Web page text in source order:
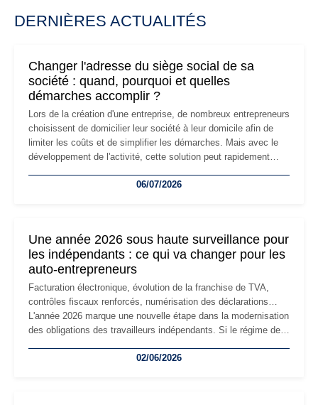
DERNIÈRES ACTUALITÉS
Changer l'adresse du siège social de sa
société : quand, pourquoi et quelles
démarches accomplir ?
Lors de la création d'une entreprise, de nombreux entrepreneurs
choisissent de domicilier leur société à leur domicile afin de
limiter les coûts et de simplifier les démarches. Mais avec le
développement de l'activité, cette solution peut rapidement
professionnels, recrutement, image de marque… Le
06/07/2026
Une année 2026 sous haute surveillance pour
les indépendants : ce qui va changer pour les
auto-entrepreneurs
Facturation électronique, évolution de la franchise de TVA,
contrôles fiscaux renforcés, numérisation des déclarations…
L'année 2026 marque une nouvelle étape dans la modernisation
des obligations des travailleurs indépendants. Si le régime de
les auto-entrepreneurs devront s'adapter à un environnement
02/06/2026